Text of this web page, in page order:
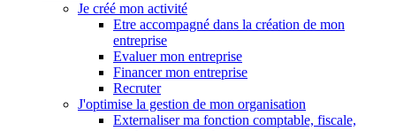
Je créé mon activité
Etre accompagné dans la création de mon
entreprise
Evaluer mon entreprise
Financer mon entreprise
Recruter
J'optimise la gestion de mon organisation
Externaliser ma fonction comptable, fiscale,